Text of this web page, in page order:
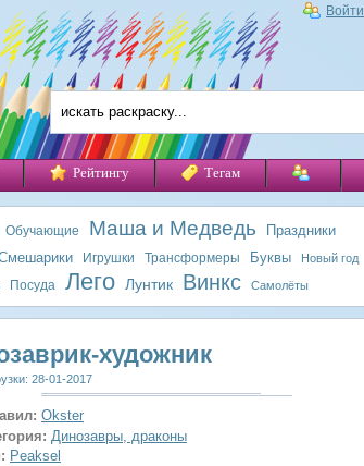
Войти
Рейтингу Тегам
Обучающие Маша и Медведь Праздники
Игрушки Трансформеры Буквы Новый год
Посуда Лего Лунтик Винкс Самолёты
художник
28-01-2017
Okster
Динозавры, драконы
Peaksel